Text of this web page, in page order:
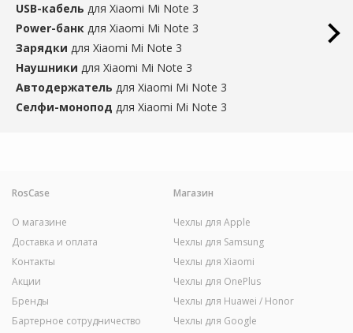
USB-кабель для Xiaomi Mi Note 3
Power-банк для Xiaomi Mi Note 3
Зарядки для Xiaomi Mi Note 3
Наушники для Xiaomi Mi Note 3
Автодержатель для Xiaomi Mi Note 3
Селфи-монопод для Xiaomi Mi Note 3
RosCase
О магазине
Доставка и оплата
Контакты
Акции
Бренды
Бартерное сотрудничество
Магазин
Чехлы для Apple
Чехлы для Samsung
Чехлы для Xiaomi
Чехлы для OnePlus
Чехлы для Huawei / Honor
Чехлы для Google